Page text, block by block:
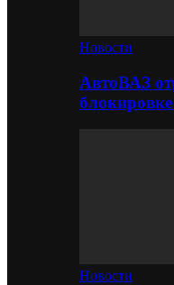
Новости
АвтоВАЗ
Новости